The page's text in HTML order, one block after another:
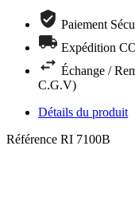
Paiement
Expédition
Échange /
C.G.V)
Détails du produit
Référence RI 7100B